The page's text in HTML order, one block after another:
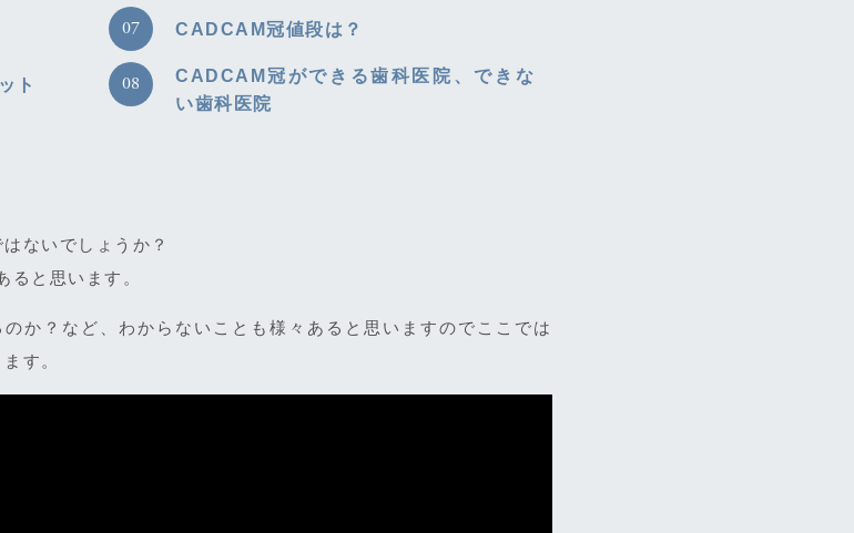
ト
CADCAM冠値段は？
CADCAM冠ができる歯科医院、できな
い歯科医院
ないでしょうか？
ると思います。
か？など、わからないことも様々あると思いますのでここでは
す。